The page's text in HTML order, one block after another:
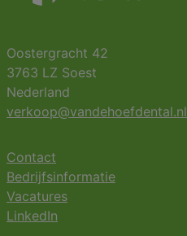
Oostergracht 42
3763 LZ Soest
Nederland
verkoop@vandehoefdental.nl
Contact
Bedrijfsinformatie
Vacatures
LinkedIn